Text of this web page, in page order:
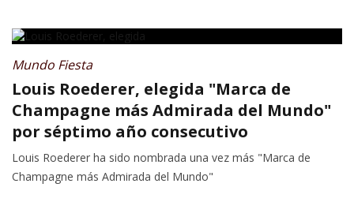
Mundo Fiesta
Louis Roederer, elegida "Marca de
Champagne más Admirada del Mundo"
por séptimo año consecutivo
Louis Roederer ha sido nombrada una vez más "Marca de
Champagne más Admirada del Mundo"